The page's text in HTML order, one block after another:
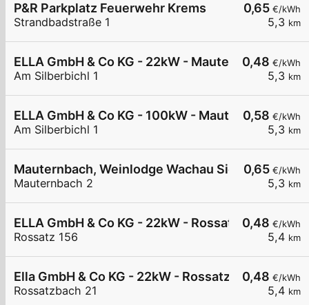
0,65 €/kWh
5,3 km
P&R Parkplatz Feuerwehr Krems
Strandbadstraße 1
0,48 €/kWh
5,3 km
ELLA GmbH & Co KG - 22kW - Mautern -
Am Silberbichl 1
0,58 €/kWh
5,3 km
ELLA GmbH & Co KG - 100kW - Mautern -
Am Silberbichl 1
0,65 €/kWh
5,3 km
Mauternbach, Weinlodge Wachau Siedler
Mauternbach 2
0,48 €/kWh
5,4 km
ELLA GmbH & Co KG - 22kW - Rossatz/Arnsdorf
Rossatz 156
0,48 €/kWh
5,4 km
Ella GmbH & Co KG - 22kW - Rossatzbach -
Rossatzbach 21